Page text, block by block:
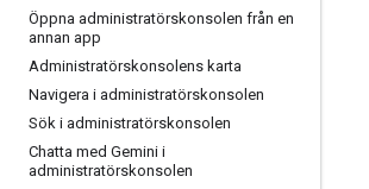
Öppna administratörskonsolen från en
annan app
Administratörskonsolens karta
Navigera i administratörskonsolen
Sök i administratörskonsolen
Chatta med Gemini i
administratörskonsolen